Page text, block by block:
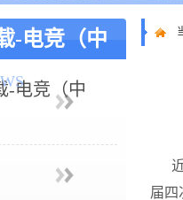
-电竞（中
-电竞（中
届四